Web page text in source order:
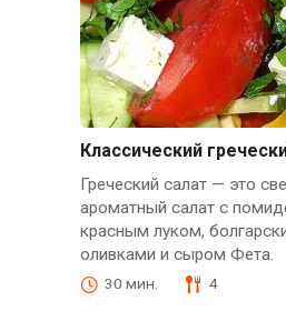
Классический
Греческий салат — это
ароматный салат с
красным луком,
оливками и сыром Фета.
30 мин. 4